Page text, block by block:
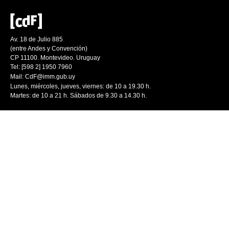
Av. 18 de Julio 885
(entre Andes y Convención)
CP 11100. Montevideo. Uruguay
Tel: [598 2] 1950 7960
Mail: CdF@imm.gub.uy
Lunes, miércoles, jueves, viernes: de 10 a 19.30 h.
Martes: de 10 a 21 h. Sábados de 9.30 a 14.30 h.